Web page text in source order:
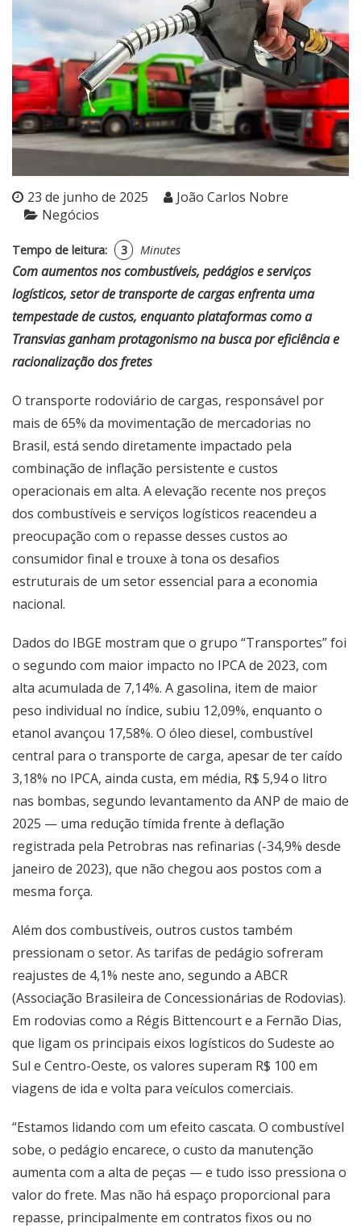
23 de junho de 2025
João Carlos Nobre
Negócios
Tempo de leitura: 3 Minutes
Com aumentos nos combustíveis, pedágios e serviços
logísticos, setor de transporte de cargas enfrenta uma
tempestade de custos, enquanto plataformas como a
Transvias ganham protagonismo na busca por eficiência e
racionalização dos fretes
O transporte rodoviário de cargas, responsável por
mais de 65% da movimentação de mercadorias no
Brasil, está sendo diretamente impactado pela
combinação de inflação persistente e custos
operacionais em alta. A elevação recente nos preços
dos combustíveis e serviços logísticos reacendeu a
preocupação com o repasse desses custos ao
consumidor final e trouxe à tona os desafios
estruturais de um setor essencial para a economia
nacional.
Dados do IBGE mostram que o grupo “Transportes” foi
o segundo com maior impacto no IPCA de 2023, com
alta acumulada de 7,14%. A gasolina, item de maior
peso individual no índice, subiu 12,09%, enquanto o
etanol avançou 17,58%. O óleo diesel, combustível
central para o transporte de carga, apesar de ter caído
3,18% no IPCA, ainda custa, em média, R$ 5,94 o litro
nas bombas, segundo levantamento da ANP de maio de
2025 — uma redução tímida frente à deflação
registrada pela Petrobras nas refinarias (-34,9% desde
janeiro de 2023), que não chegou aos postos com a
mesma força.
Além dos combustíveis, outros custos também
pressionam o setor. As tarifas de pedágio sofreram
reajustes de 4,1% neste ano, segundo a ABCR
(Associação Brasileira de Concessionárias de Rodovias).
Em rodovias como a Régis Bittencourt e a Fernão Dias,
que ligam os principais eixos logísticos do Sudeste ao
Sul e Centro-Oeste, os valores superam R$ 100 em
viagens de ida e volta para veículos comerciais.
“Estamos lidando com um efeito cascata. O combustível
sobe, o pedágio encarece, o custo da manutenção
aumenta com a alta de peças — e tudo isso pressiona o
valor do frete. Mas não há espaço proporcional para
repasse, principalmente em contratos fixos ou no